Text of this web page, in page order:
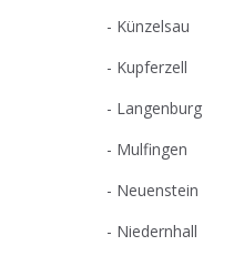
Künzelsau
Kupferzell
Langenburg
Mulfingen
Neuenstein
Niedernhall